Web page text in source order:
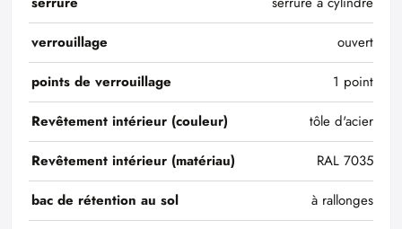
verrouillage
ouvert
points de verrouillage
1 point
Revêtement intérieur (couleur)
tôle d'acier
Revêtement intérieur (matériau)
RAL 7035
bac de rétention au sol
à rallonges